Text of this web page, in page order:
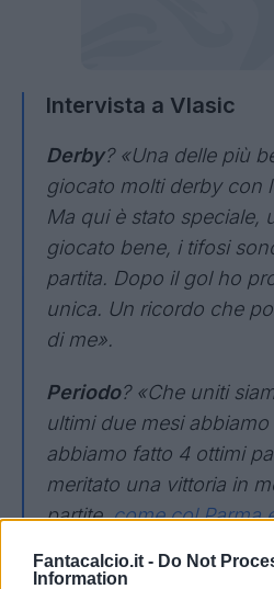
Fantacalcio.it - Do Not
Information
Intervista a Vlasic
Derby? «Una delle più
giocato molti derby con
Ma qui è stato speciale,
giocato bene, i tifosi
partita. Dopo il gol ho
unica. Un ricordo che
di me».
Periodo? «Che uniti
ultimi due mesi
abbiamo fatto 4 ottimi
meritato una vittoria in
partite,come col Parma
Vanoli? «Vanoli ha una